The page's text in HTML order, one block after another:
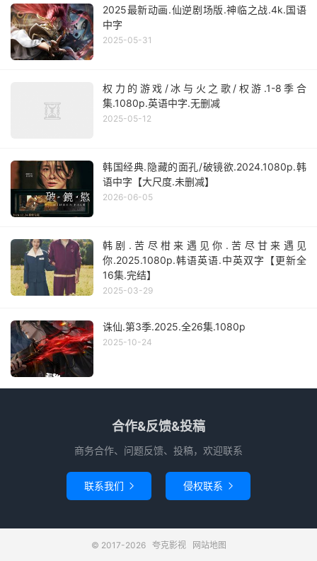
2025最新动画.仙逆剧场版.神临之战.4k.国语
中字
2025-05-31
权力的游戏/冰与火之歌/权游.1-8季合
集.1080p.英语中字.无删减
2025-05-12
韩国经典.隐藏的面孔/破镜欲.2024.1080p.韩
语中字【大尺度.未删减】
2026-06-05
韩剧.苦尽柑来遇见你.苦尽甘来遇见
你.2025.1080p.韩语英语.中英双字【更新全
16集.完结】
2025-03-29
诛仙.第3季.2025.全26集.1080p
2025-10-24
合作&反馈&投稿
商务合作、问题反馈、投稿，欢迎联系
联系我们  侵权联系 
© 2017-2026 夸克影视 网站地图